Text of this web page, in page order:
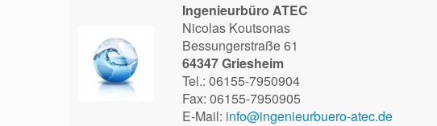
Ingenieurbüro ATEC
Nicolas Koutsonas
Bessungerstraße 61
64347 Griesheim
Tel.: 06155-7950904
Fax: 06155-7950905
E-Mail: info@ingenieurbuero-atec.de